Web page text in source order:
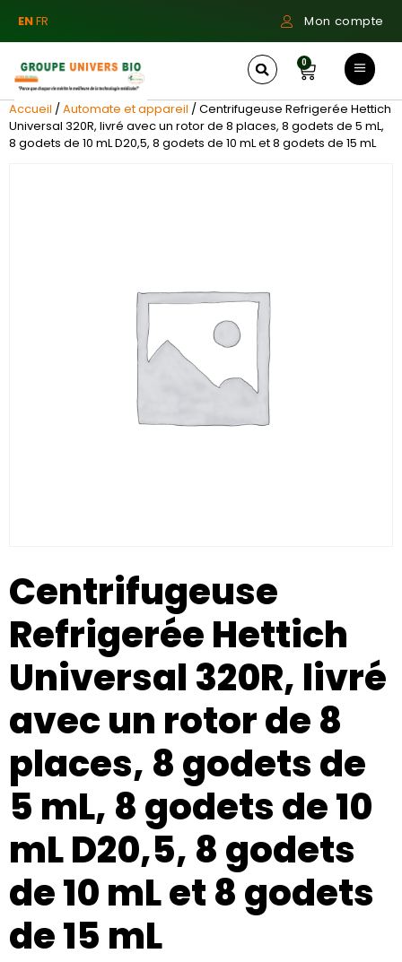
ENFR Mon compte
0
Accueil /Automate et appareil / Centrifugeuse Refrigerée Hettich
Universal 320R, livré avec un rotor de 8 places, 8 godets de 5 mL,
8 godets de 10 mL D20,5, 8 godets de 10 mL et 8 godets de 15 mL
Centrifugeuse
Refrigerée Hettich
Universal 320R, livré
avec un rotor de 8
places, 8 godets de
5 mL, 8 godets de 10
mL D20,5, 8 godets
de 10 mL et 8 godets
de 15 mL